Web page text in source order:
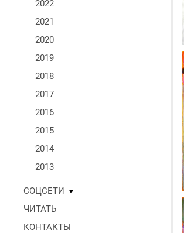
2022
2021
2020
2019
2018
2017
2016
2015
2014
2013
СОЦСЕТИ ▼
ЧИТАТЬ
КОНТАКТЫ